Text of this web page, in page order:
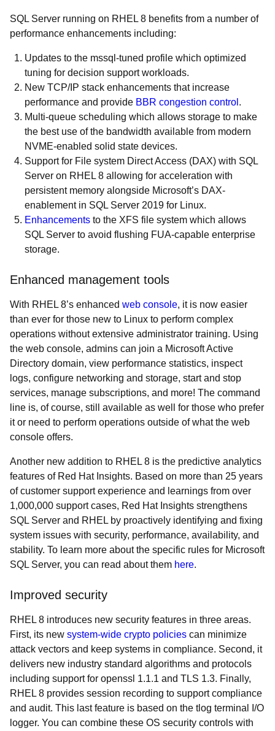
SQL Server running on RHEL 8 benefits from a number of
performance enhancements including:
Updates to the mssql-tuned profile which optimized
tuning for decision support workloads.
New TCP/IP stack enhancements that increase
performance and provide BBR congestion control .
Multi-queue scheduling which allows storage to make
the best use of the bandwidth available from modern
NVME-enabled solid state devices.
Support for File system Direct Access (DAX) with SQL
Server on RHEL 8 allowing for acceleration with
persistent memory alongside Microsoft’s DAX-
enablement in SQL Server 2019 for Linux.
Enhancements to the XFS file system which allows
SQL Server to avoid flushing FUA-capable enterprise
storage.
Enhanced management tools
With RHEL 8’s enhanced web console, it is now easier
than ever for those new to Linux to perform complex
operations without extensive administrator training. Using
the web console, admins can join a Microsoft Active
Directory domain, view performance statistics, inspect
logs, configure networking and storage, start and stop
services, manage subscriptions, and more! The command
line is, of course, still available as well for those who prefer
it or need to perform operations outside of what the web
console offers.
Another new addition to RHEL 8 is the predictive analytics
features of Red Hat Insights. Based on more than 25 years
of customer support experience and learnings from over
1,000,000 support cases, Red Hat Insights strengthens
SQL Server and RHEL by proactively identifying and fixing
system issues with security, performance, availability, and
stability. To learn more about the specific rules for Microsoft
SQL Server, you can read about them here.
Improved security
RHEL 8 introduces new security features in three areas.
First, its new system-wide crypto policies can minimize
attack vectors and keep systems in compliance. Second, it
delivers new industry standard algorithms and protocols
including support for openssl 1.1.1 and TLS 1.3. Finally,
RHEL 8 provides session recording to support compliance
and audit. This last feature is based on the tlog terminal I/O
logger. You can combine these OS security controls with